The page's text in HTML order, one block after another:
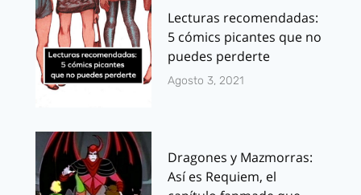
Lecturas recomendadas:
5 cómics picantes que no
puedes perderte
Agosto 3, 2021
Dragones y Mazmorras:
Así es Requiem, el